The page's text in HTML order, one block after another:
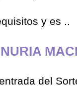
y es ..
NURIA
del